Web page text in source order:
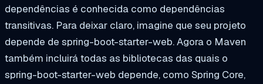
dependências é conhecida como dependências
transitivas. Para deixar claro, imagine que seu projeto
depende de spring-boot-starter-web. Agora o Maven
também incluirá todas as bibliotecas das quais o
spring-boot-starter-web depende, como Spring Core,